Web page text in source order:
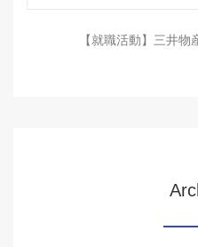
【就職活動】三井